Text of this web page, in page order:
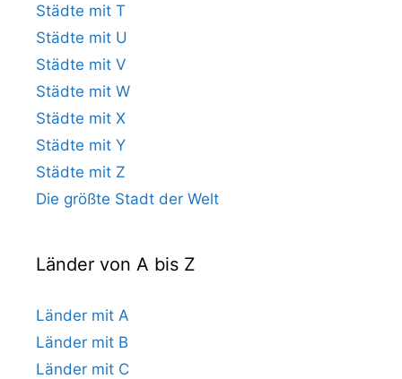
Städte mit T
Städte mit U
Städte mit V
Städte mit W
Städte mit X
Städte mit Y
Städte mit Z
Die größte Stadt der Welt
Länder von A bis Z
Länder mit A
Länder mit B
Länder mit C